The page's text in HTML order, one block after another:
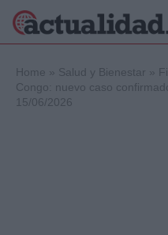
Home » Salud y Bienestar »
Congo: nuevo caso
15/06/2026